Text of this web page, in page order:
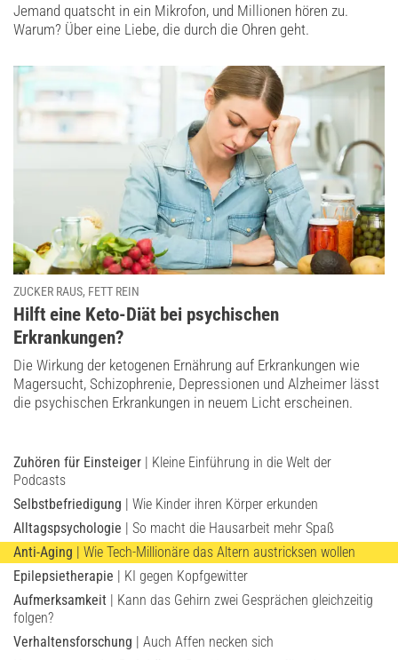
Jemand quatscht in ein Mikrofon, und Millionen hören zu.
Warum? Über eine Liebe, die durch die Ohren geht.
ZUCKER RAUS, FETT REIN
:
Hilft eine Keto-Diät bei psychischen
Erkrankungen?
Die Wirkung der ketogenen Ernährung auf Erkrankungen wie
Magersucht, Schizophrenie, Depressionen und Alzheimer lässt
die psychischen Erkrankungen in neuem Licht erscheinen.
Zuhören für Einsteiger | Kleine Einführung in die Welt der
Podcasts
Selbstbefriedigung | Wie Kinder ihren Körper erkunden
Alltagspsychologie | So macht die Hausarbeit mehr Spaß
Anti-Aging | Wie Tech-Millionäre das Altern austricksen wollen
Epilepsietherapie | KI gegen Kopfgewitter
Aufmerksamkeit | Kann das Gehirn zwei Gesprächen gleichzeitig
folgen?
Verhaltensforschung | Auch Affen necken sich